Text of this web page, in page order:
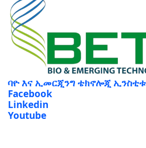
ባዮ እና ኢመርጂንግ ቴክኖሎጂ
Facebook
Linkedin
Youtube